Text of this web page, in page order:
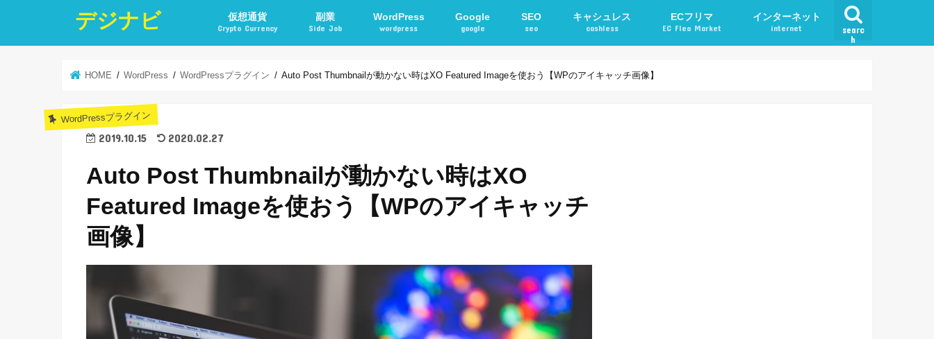
デジナビ
searc
h
仮想通貨
Crypto Currency
副業
Side Job
WordPress
wordpress
Google
google
SEO
seo
キャシュレス
cashless
ECフリマ
EC Flea Market
インターネット
internet
HOME WordPress WordPressプラグイン Auto Post Thumbnailが動かない時はXO Featured Imageを使おう【WPのアイキャッチ画像】
WordPressプラグイン
2019.10.15 2020.02.27
Auto Post Thumbnailが動かない時はXO
Featured Imageを使おう【WPのアイキャッチ
画像】